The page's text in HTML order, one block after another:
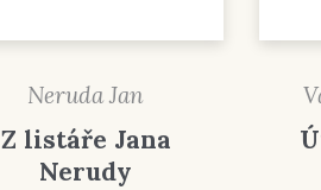
Neruda Jan
Z listáře Jana
Nerudy